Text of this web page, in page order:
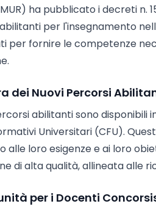
ha pubblicato i decreti n.
per l'insegnamento
per fornire le competenze
dei Nuovi Percorsi
abilitanti sono disponibili
Universitari (CFU).
alle loro esigenze e ai loro
di alta qualità, allineata alle
per i Docenti